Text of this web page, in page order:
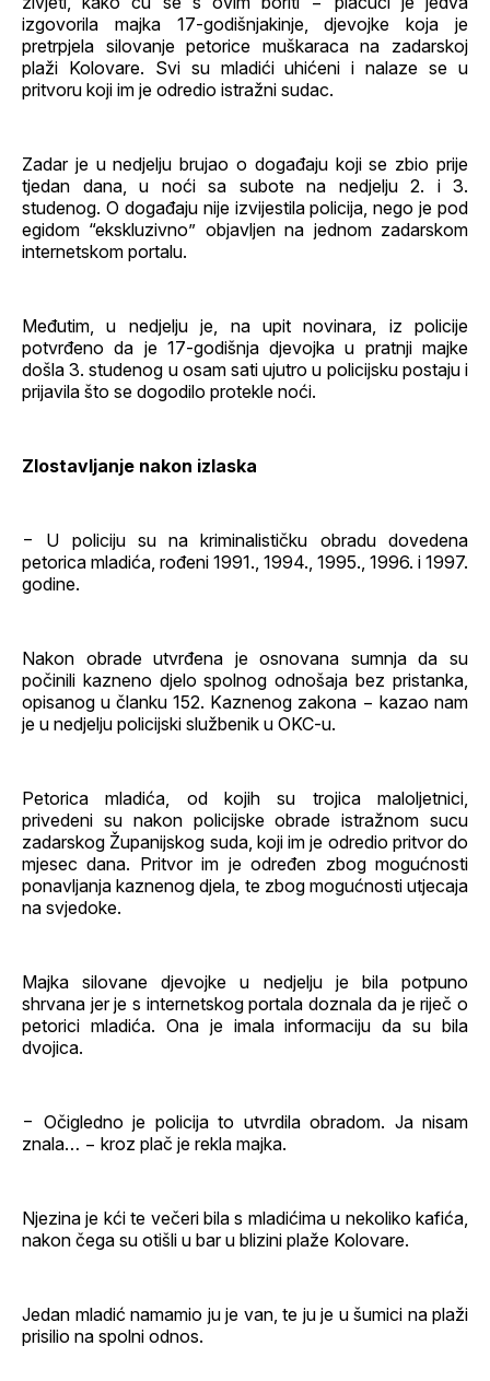
izgovorila majka 17-godišnjakinje, djevojke koja je
pretrpjela silovanje petorice muškaraca na zadarskoj
plaži Kolovare. Svi su mladići uhićeni i nalaze se u
pritvoru koji im je odredio istražni sudac.
Zadar je u nedjelju brujao o događaju koji se zbio prije
tjedan dana, u noći sa subote na nedjelju 2. i 3.
studenog. O događaju nije izvijestila policija, nego je pod
egidom “ekskluzivno” objavljen na jednom zadarskom
internetskom portalu.
Međutim, u nedjelju je, na upit novinara, iz policije
potvrđeno da je 17-godišnja djevojka u pratnji majke
došla 3. studenog u osam sati ujutro u policijsku postaju i
prijavila što se dogodilo protekle noći.
Zlostavljanje nakon izlaska
− U policiju su na kriminalističku obradu dovedena
petorica mladića, rođeni 1991., 1994., 1995., 1996. i 1997.
godine.
Nakon obrade utvrđena je osnovana sumnja da su
počinili kazneno djelo spolnog odnošaja bez pristanka,
opisanog u članku 152. Kaznenog zakona − kazao nam
je u nedjelju policijski službenik u OKC-u.
Petorica mladića, od kojih su trojica maloljetnici,
privedeni su nakon policijske obrade istražnom sucu
zadarskog Županijskog suda, koji im je odredio pritvor do
mjesec dana. Pritvor im je određen zbog mogućnosti
ponavljanja kaznenog djela, te zbog mogućnosti utjecaja
na svjedoke.
Majka silovane djevojke u nedjelju je bila potpuno
shrvana jer je s internetskog portala doznala da je riječ o
petorici mladića. Ona je imala informaciju da su bila
dvojica.
− Očigledno je policija to utvrdila obradom. Ja nisam
znala… − kroz plač je rekla majka.
Njezina je kći te večeri bila s mladićima u nekoliko kafića,
nakon čega su otišli u bar u blizini plaže Kolovare.
Jedan mladić namamio ju je van, te ju je u šumici na plaži
prisilio na spolni odnos.